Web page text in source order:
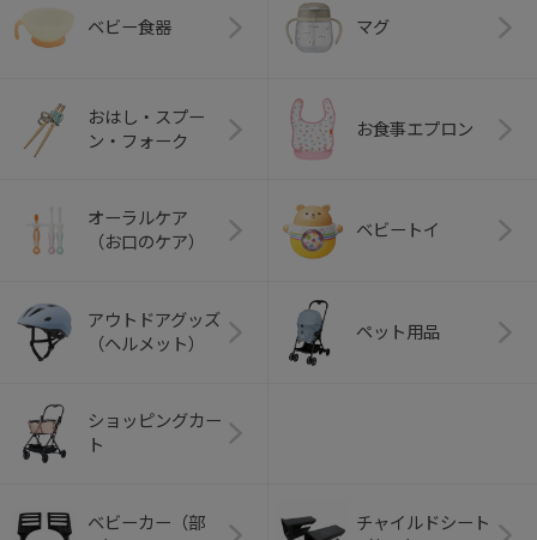
ベビー食器 マグ
おはし・スプー
ン・フォーク
お食事エプロン
オーラルケア
（お口のケア）
ベビートイ
アウトドアグッズ
（ヘルメット）
ペット用品
ショッピングカー
ト
ベビーカー（部
チャイルドシート